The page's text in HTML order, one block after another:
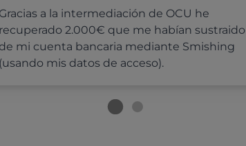
Gracias a la intermediación de OCU he
recuperado 2.000€ que me habían sustraido
de mi cuenta bancaria mediante Smishing
(usando mis datos de acceso).